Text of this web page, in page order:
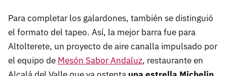
Para completar los galardones, también se distinguió
el formato del tapeo. Así, la mejor barra fue para
Altolterete, un proyecto de aire canalla impulsado por
el equipo de Mesón Sabor Andaluz, restaurante en